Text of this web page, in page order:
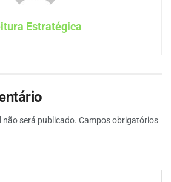
Estratégica
não será publicado. Campos obrigatórios